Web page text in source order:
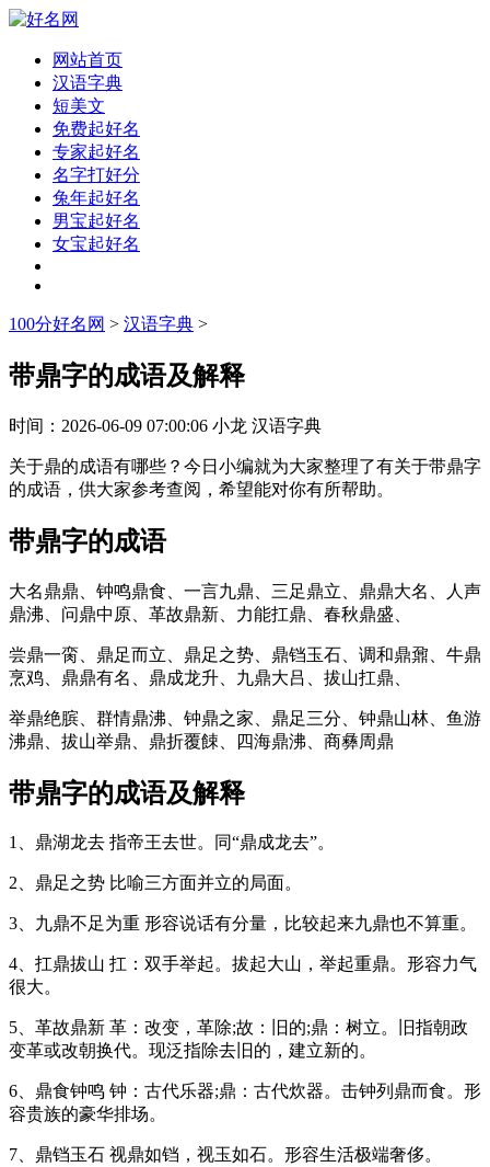
网站首页
汉语字典
短美文
免费起好名
专家起好名
名字打好分
兔年起好名
男宝起好名
女宝起好名
100分好名网 > 汉语字典 >
带鼎字的成语及解释
时间： 2026-06-09 07:00:06 小龙 汉语字典
关于鼎的成语有哪些？今日小编就为大家整理了有关于带鼎字
的成语，供大家参考查阅，希望能对你有所帮助。
带鼎字的成语
大名鼎鼎、钟鸣鼎食、一言九鼎、三足鼎立、鼎鼎大名、人声
鼎沸、问鼎中原、革故鼎新、力能扛鼎、春秋鼎盛、
尝鼎一脔、鼎足而立、鼎足之势、鼎铛玉石、调和鼎鼐、牛鼎
烹鸡、鼎鼎有名、鼎成龙升、九鼎大吕、拔山扛鼎、
举鼎绝膑、群情鼎沸、钟鼎之家、鼎足三分、钟鼎山林、鱼游
沸鼎、拔山举鼎、鼎折覆餗、四海鼎沸、商彝周鼎
带鼎字的成语及解释
1、鼎湖龙去 指帝王去世。同“鼎成龙去”。
2、鼎足之势 比喻三方面并立的局面。
3、九鼎不足为重 形容说话有分量，比较起来九鼎也不算重。
4、扛鼎拔山 扛：双手举起。拔起大山，举起重鼎。形容力气
很大。
5、革故鼎新 革：改变，革除;故：旧的;鼎：树立。旧指朝政
变革或改朝换代。现泛指除去旧的，建立新的。
6、鼎食钟鸣 钟：古代乐器;鼎：古代炊器。击钟列鼎而食。形
容贵族的豪华排场。
7、鼎铛玉石 视鼎如铛，视玉如石。形容生活极端奢侈。